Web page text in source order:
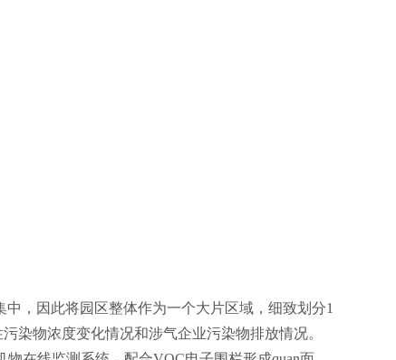
，因此将园区整体作为一个大片区域，细致划分1
染物浓度变化情况和涉气企业污染物排放情况。